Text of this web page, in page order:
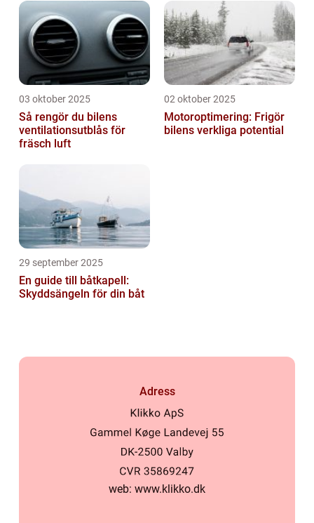
03 oktober 2025
Så rengör du bilens
ventilationsutblås för
fräsch luft
02 oktober 2025
Motoroptimering: Frigör
bilens verkliga potential
29 september 2025
En guide till båtkapell:
Skyddsängeln för din båt
Adress
web: www.klikko.dk